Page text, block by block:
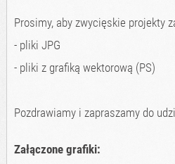
Prosimy, aby zwycięskie projekty
- pliki JPG
- pliki z grafiką wektorową (PS)
Pozdrawiamy i zapraszamy do
Załączone grafiki: